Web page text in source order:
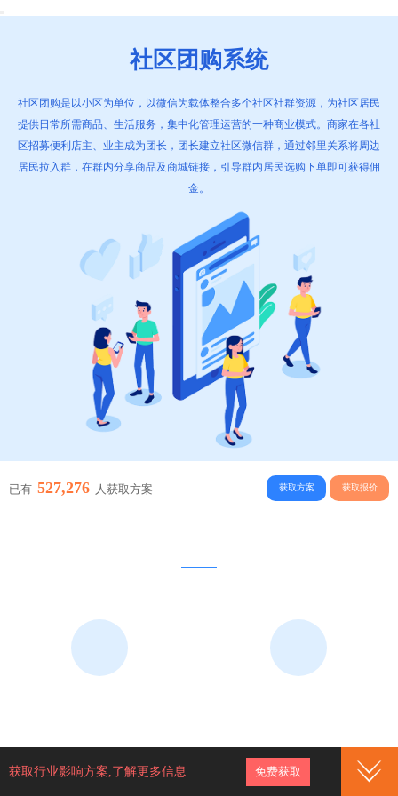
社区团购系统
社区团购是以小区为单位，以微信为载体整合多个社区社群资源，为社区居民
提供日常所需商品、生活服务，集中化管理运营的一种商业模式。商家在各社
区招募便利店主、业主成为团长，团长建立社区微信群，通过邻里关系将周边
居民拉入群，在群内分享商品及商城链接，引导群内居民选购下单即可获得佣
金。
已有 527,276 人获取方案 获取方案 获取报价
资20亿。各大媒体竞相关注，网
络报道铺天盖地，相信您已经了
解！
先享受市场红利！市场遍及一、
二、三、四线城市几十万小区，
数亿用户！
获取行业影响方案,了解更多信息 免费获取